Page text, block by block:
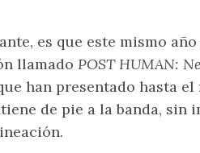
es que este mismo
llamado POST HUMAN:
han presentado hasta
de pie a la banda, sin